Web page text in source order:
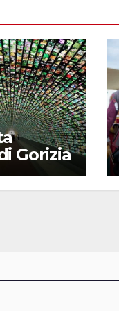
Gorizia